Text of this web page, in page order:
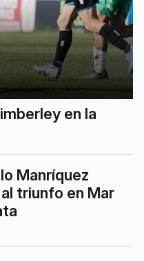
en la
Manríquez
triunfo en Mar